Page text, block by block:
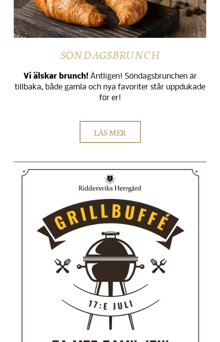
SÖNDAGSBRUNCH
Vi älskar brunch! Äntligen! Söndagsbrunchen är
tillbaka, både gamla och nya favoriter står uppdukade
för er!
LÄS MER